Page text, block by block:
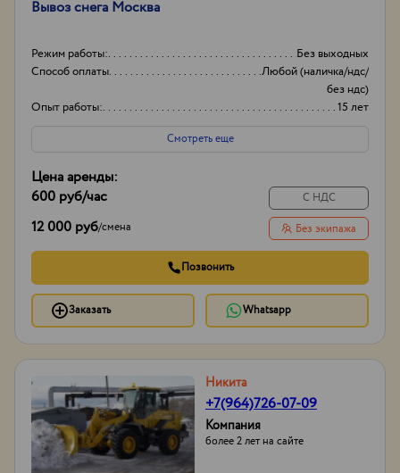
Вывоз снега Москва
Режим работы:
Без выходных
Способ оплаты
Любой (наличка/ндс/
без ндс)
Опыт работы:
15 лет
Объем
20-30
Смотреть еще
Цена аренды:
600 руб/час
12 000 руб/смена
С НДС
Без экипажа
Позвонить
Заказать Whatsapp
Никита
+7(964)726-07-09
Компания
более 2 лет на сайте